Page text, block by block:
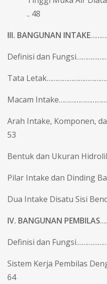
.. 48
III. BANGUNAN INTAKE
Definisi dan
Tata
Macam
Arah Intake, Komponen,
53
Bentuk dan Ukuran
Pilar Intake dan Dinding
Dua Intake Disatu Sisi
IV. BANGUNAN PEMBILAS
Definisi dan
Sistem Kerja Pembilas
64